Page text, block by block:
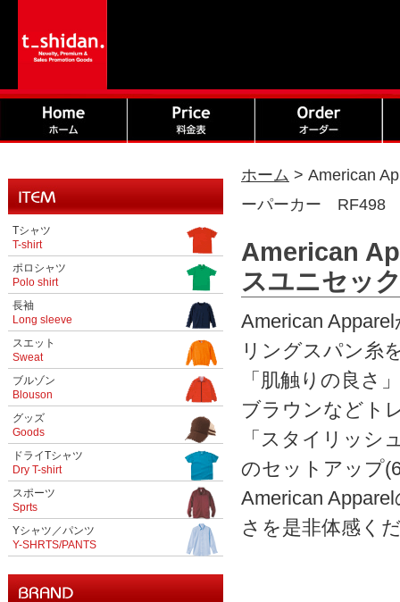
Tシャツ
T-shirt
ポロシャツ
Polo shirt
長袖
Long sleeve
スエット
Sweat
ブルゾン
Blouson
グッズ
Goods
ドライTシャツ
Dry T-shirt
スポーツ
Sprts
Yシャツ／パンツ
Y-SHRTS/PANTS
ホーム > American
ーパーカー RF498
American
スユニセッ
American
リングスパン糸
「肌触りの良さ
ブラウンなどト
「スタイリッシ
のセットアップ
American
さを是非体感く